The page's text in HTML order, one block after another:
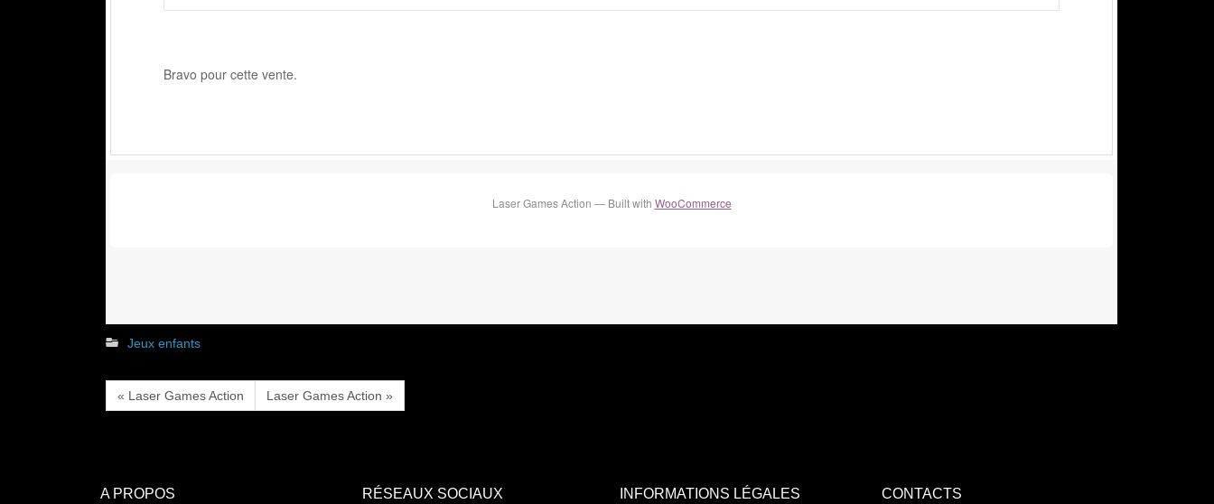
Bravo pour cette vente.
Laser Games Action — Built with WooCommerce
Jeux enfants
« Laser Games Action Laser Games Action »
A PROPOS RÉSEAUX SOCIAUX INFORMATIONS LÉGALES CONTACTS